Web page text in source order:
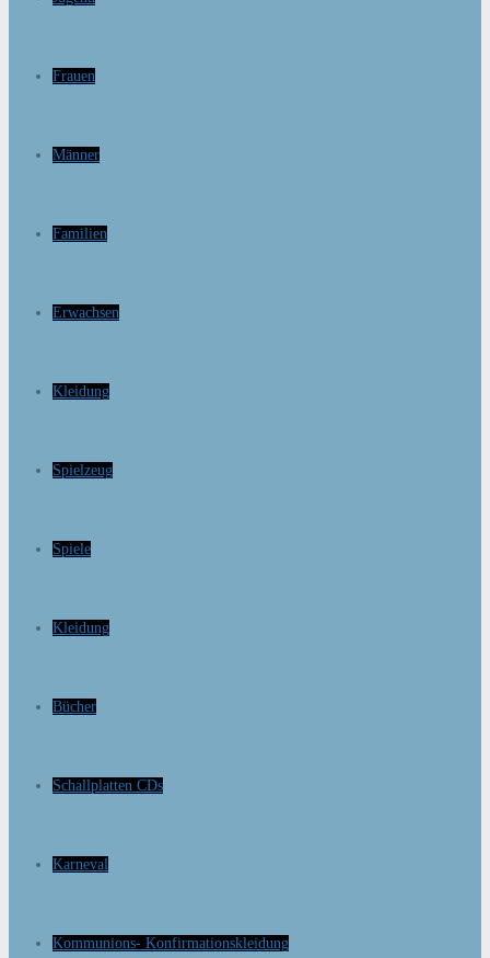
Frauen
Männer
Familien
Erwachsen
Kleidung
Spielzeug
Spiele
Kleidung
Bücher
Schallplatten CDs
Karneval
Kommunions- Konfirmationskleidung